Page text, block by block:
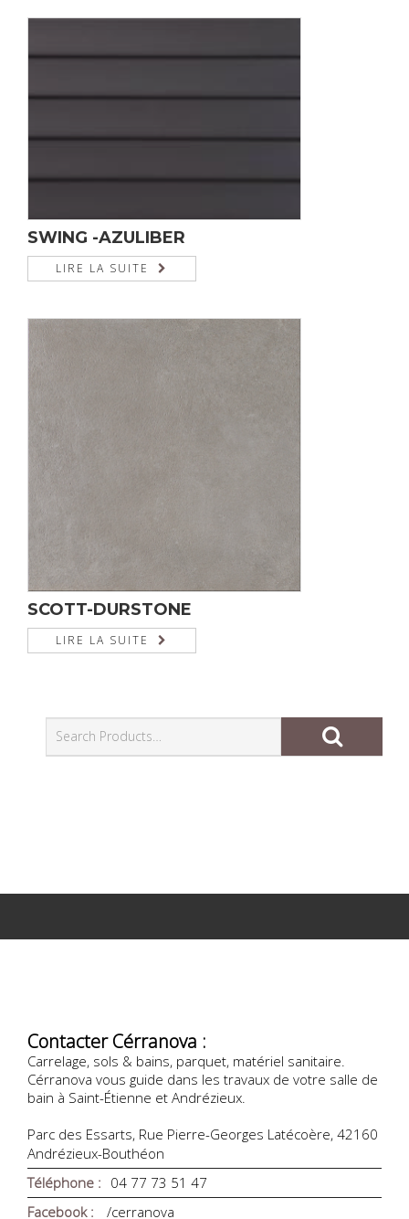
SWING -AZULIBER
LIRE LA SUITE
SCOTT-DURSTONE
LIRE LA SUITE
Contacter Cérranova :
Carrelage, sols & bains, parquet, matériel sanitaire.
Cérranova vous guide dans les travaux de votre salle de
bain à Saint-Étienne et Andrézieux.
Parc des Essarts, Rue Pierre-Georges Latécoère, 42160
Andrézieux-Bouthéon
Téléphone : 04 77 73 51 47
Facebook :
/cerranova